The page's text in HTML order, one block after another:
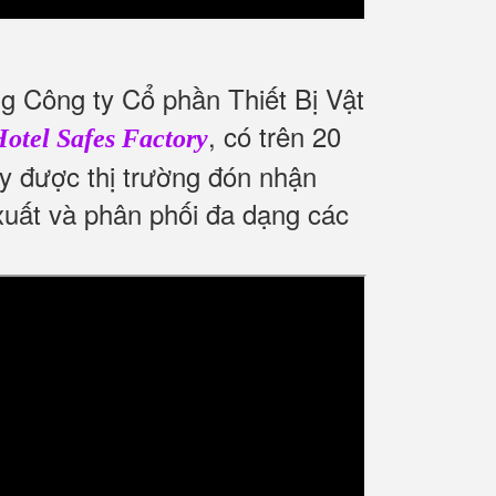
Công ty Cổ phần Thiết Bị Vật
Safes Factory, có trên 20
được thị trường đón nhận
và phân phối đa dạng các